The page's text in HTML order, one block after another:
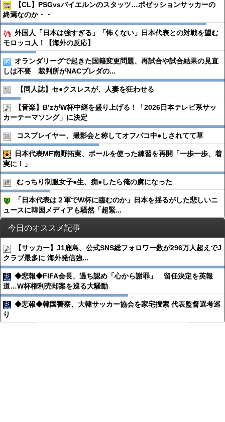
【CL】PSGvsバイエルンのスタッツ…ポゼッションサッカーの
終焉なのか・・
外国人「日本は強すぎる」「怖くない」日本代表との対戦を望む
モロッコ人！【海外の反応】
オランダリーグで起きた国籍変更問題、再試合や試合結果の見直
しは不要 裁判所がNACブレダの...
【同人誌】セ●︎クスレスが、人妻を狂わせる
【音楽】B’zがW杯中継を盛り上げる！「2026日本テレビ系サッ
カーテーマソング」に決定
コスプレイヤー、撮影会と称してオフパコ中●︎しされてて草
日本代表MF南野拓実、ボールを使った練習を再開「一歩一歩、着
実に！」
むっちり制服女子●︎生、痴●︎したら俺の虜になった
「日本代表は２軍でW杯に臨むのか」日本を揺るがした悲しいニ
ュースに韓国メディアも騒然「超緊...
今日のオススメ記事
【サッカー】J1鹿島、公式SNS総フォロワー数が296万人超えでJ
クラブ最多に 海外発信強...
◆悲報◆FIFA会長、過ち認め「心から謝罪」 留任決定を英報
道…W杯権利売却案を巡る大騒動
◆悲報◆韓国警察、大韓サッカー協会を家宅捜索 代表監督選考巡
り